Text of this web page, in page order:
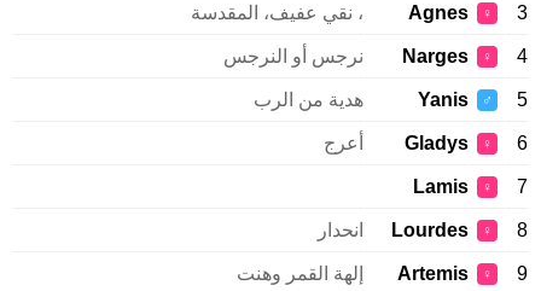
♀
Agnes ، نقي عفيف، المقدسة
♀
Narges نرجس أو النرجس
♂
Yanis هدية من الرب
♀
Gladys أعرج
♀
Lamis
♀
Lourdes انحدار
♀
Artemis إلهة القمر وهنت